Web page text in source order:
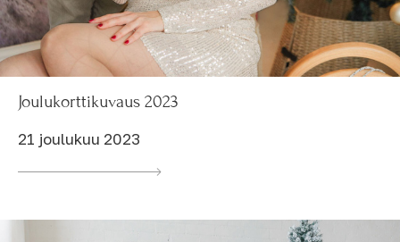
Joulukorttikuvaus 2023
21 joulukuu 2023